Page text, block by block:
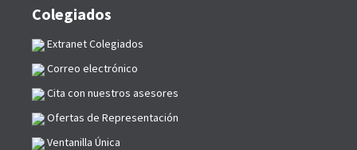
Colegiados
Extranet Colegiados
Correo electrónico
Cita con nuestros asesores
Ofertas de Representación
Ventanilla Única